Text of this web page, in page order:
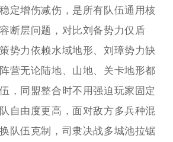
定增伤减伤，是所有队伍通用核
断层问题，对比刘备势力仅盾
势力依赖水域地形、刘璋势力缺
营无论陆地、山地、关卡地形都
，同盟整合时不用强迫玩家固定
自由度更高，面对敌方多兵种混
队伍克制，司隶决战多城池拉锯